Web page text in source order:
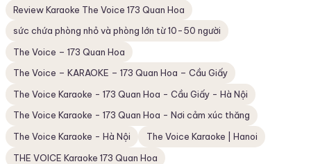
Review Karaoke The Voice 173 Quan Hoa
sức chứa phòng nhỏ và phòng lớn từ 10-50 người
The Voice – 173 Quan Hoa
The Voice – KARAOKE – 173 Quan Hoa – Cầu Giấy
The Voice Karaoke - 173 Quan Hoa - Cầu Giấy - Hà Nội
The Voice Karaoke - 173 Quan Hoa - Nơi cảm xúc thăng
The Voice Karaoke - Hà Nội
The Voice Karaoke | Hanoi
THE VOICE Karaoke 173 Quan Hoa